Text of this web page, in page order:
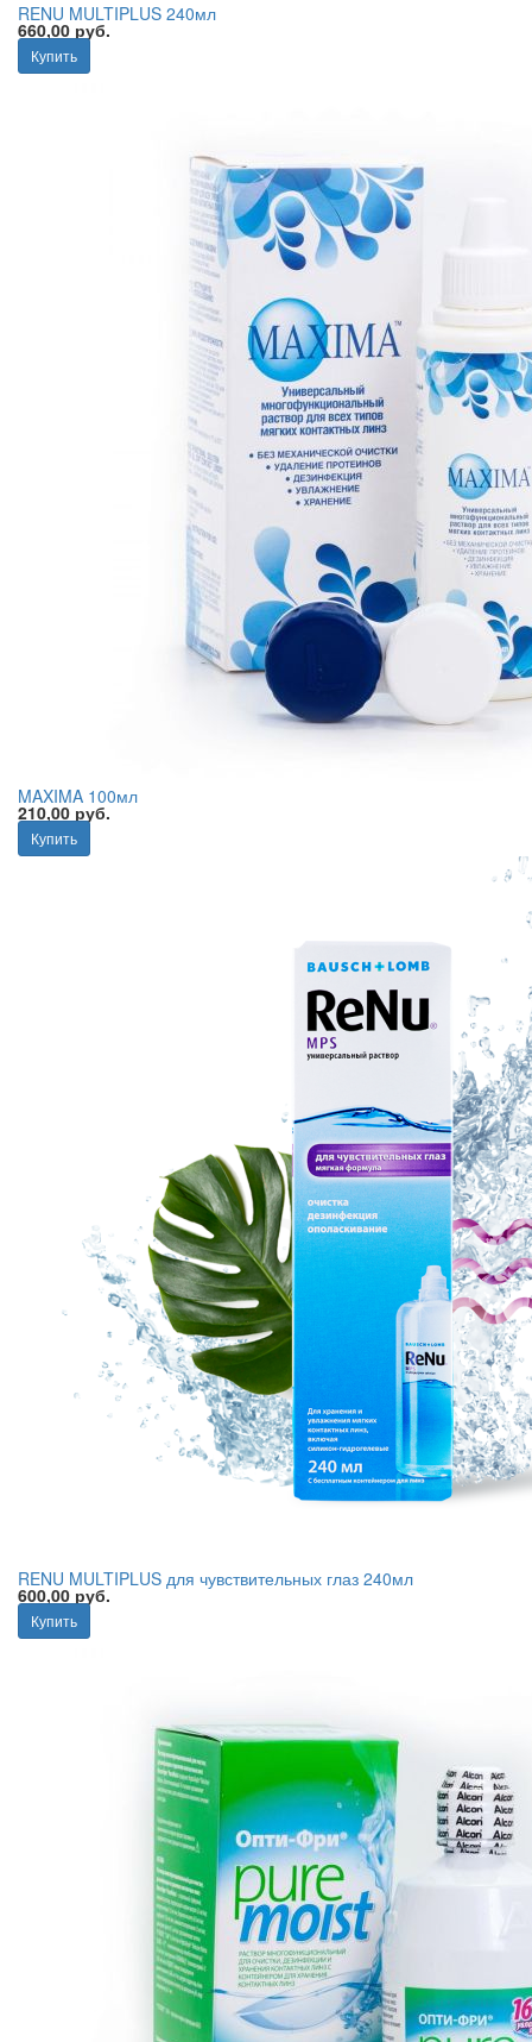
RENU MULTIPLUS 240мл
660,00 руб.
Купить
MAXIMA 100мл
210,00 руб.
Купить
RENU MULTIPLUS для чувствительных глаз 240мл
600,00 руб.
Купить